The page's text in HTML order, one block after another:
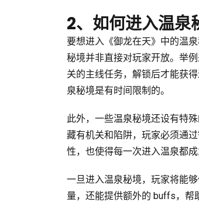
2、如何进入温泉
要想进入《御龙在天》中的温
秘境并非直接对玩家开放。举
关的主线任务，解锁后才能获
泉秘境是有时间限制的。
此外，一些温泉秘境还设有特
藏有机关和陷阱，玩家必须通
性，也使得每一次进入温泉都成
一旦进入温泉秘境，玩家将能
量，还能提供额外的 buffs，帮